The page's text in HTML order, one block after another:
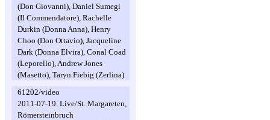
(Don Giovanni), Daniel Sumegi
(Il Commendatore), Rachelle
Durkin (Donna Anna), Henry
Choo (Don Ottavio), Jacqueline
Dark (Donna Elvira), Conal Coad
(Leporello), Andrew Jones
(Masetto), Taryn Fiebig (Zerlina)
61202/video
2011-07-19. Live/St. Margareten,
Römersteinbruch